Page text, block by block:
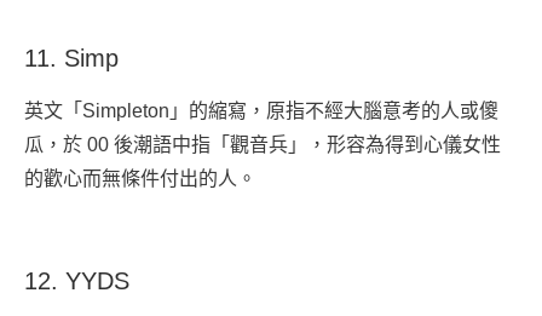
11. Simp
英文「Simpleton」的縮寫，原指不經大腦意考的人或傻
瓜，於 00 後潮語中指「觀音兵」，形容為得到心儀女性
的歡心而無條件付出的人。
12. YYDS